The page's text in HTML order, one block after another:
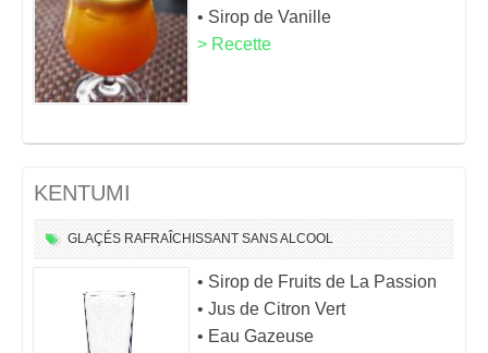
• Sirop de Vanille
> Recette
KENTUMI
GLAÇÉS RAFRAÎCHISSANT SANS ALCOOL
• Sirop de Fruits de La Passion
• Jus de Citron Vert
• Eau Gazeuse